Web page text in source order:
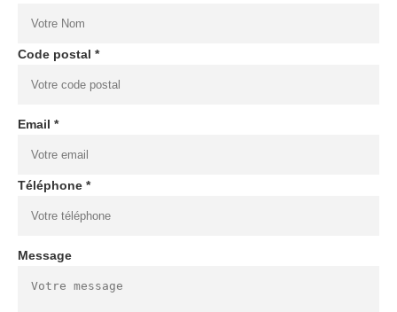
Code postal *
Email *
Téléphone *
Message